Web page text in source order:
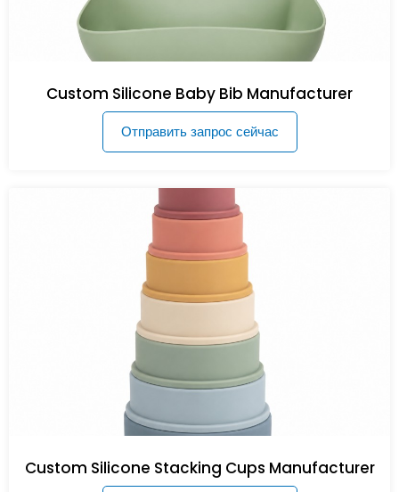
Custom Silicone Baby Bib Manufacturer
Отправить запрос сейчас
Custom Silicone Stacking Cups Manufacturer